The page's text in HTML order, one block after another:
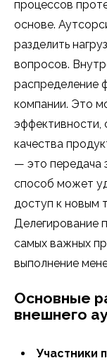
процессов
основе.
разделить
вопросов.
распределение
компании. Это
эффективности,
качества
— это передача
способ может
доступ к новым
Делегирование
самых важных
выполнение
Основные
внешнего
Участники